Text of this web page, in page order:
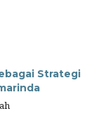
Strategi